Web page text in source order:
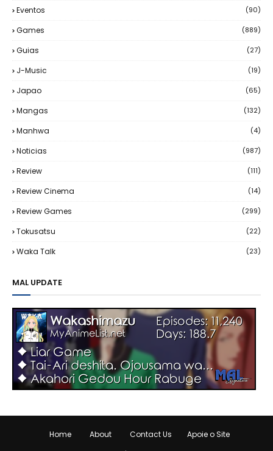
Eventos (90)
Games (889)
Guias (27)
J-Music (19)
Japao (65)
Mangas (132)
Manhwa (4)
Noticias (987)
Review (111)
Review Cinema (14)
Review Games (299)
Tokusatsu (22)
Waka Talk (23)
MAL UPDATE
Home About Contact Us
Apoie o Site